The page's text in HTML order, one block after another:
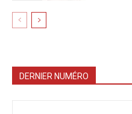
DERNIER NUMÉRO